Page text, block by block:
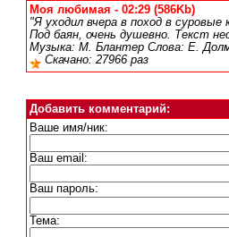
Моя любимая - 02:29 (586Kb)
"Я уходил вчера в поход в суровые
Под баян, очень душевно. Текст
Музыка: М. Блантер Слова: Е.
Скачано: 27966 раз
Добавить комментарий:
Ваше имя/ник:
Ваш email:
Ваш пароль:
Тема: